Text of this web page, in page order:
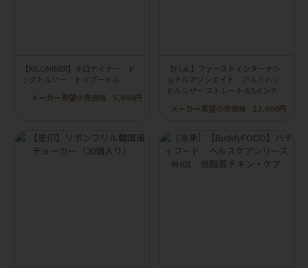
【KILONINER】キロナイナー ド
ッグトルソー トイプードル
メーカー希望小売価格
5,000円
【F.I.A.】ファーストインターナシ
ョナルアソシエイト アルミハン
ドルシザー ストレート 6.5インチ
メーカー希望小売価格
22,000円